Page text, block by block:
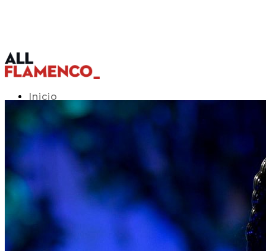
Inicio
Programación TV
Acceso APP
Blog